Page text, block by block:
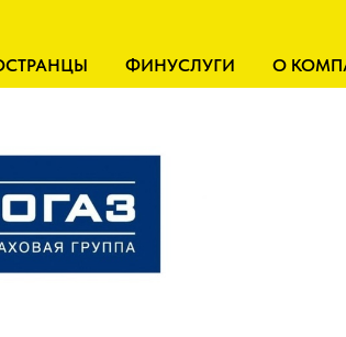
ФИНУСЛУГИ О